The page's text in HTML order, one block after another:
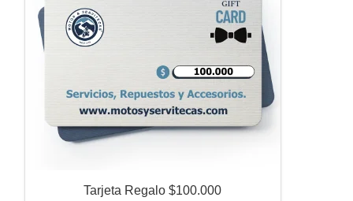
Tarjeta Regalo $100.000